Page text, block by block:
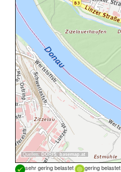
Quellen: DORIS, basemap.at
sehr gering belastet gering belastet